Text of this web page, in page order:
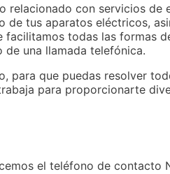
relacionado con servicios de
de tus aparatos eléctricos,
facilitamos todas las formas
una llamada telefónica.
para que puedas resolver
para proporcionarte
el teléfono de contacto